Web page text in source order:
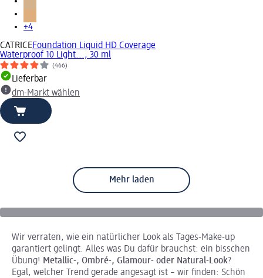
+4
CATRICEFoundation Liquid HD Coverage
Waterproof 10 Light..., 30 ml
(466)
Lieferbar
dm-Markt wählen
Mehr laden
Wir verraten, wie ein natürlicher Look als Tages-Make-up
garantiert gelingt. Alles was Du dafür brauchst: ein bisschen
Übung! Metallic-, Ombré-, Glamour- oder Natural-Look?
Egal, welcher Trend gerade angesagt ist – wir finden: Schön